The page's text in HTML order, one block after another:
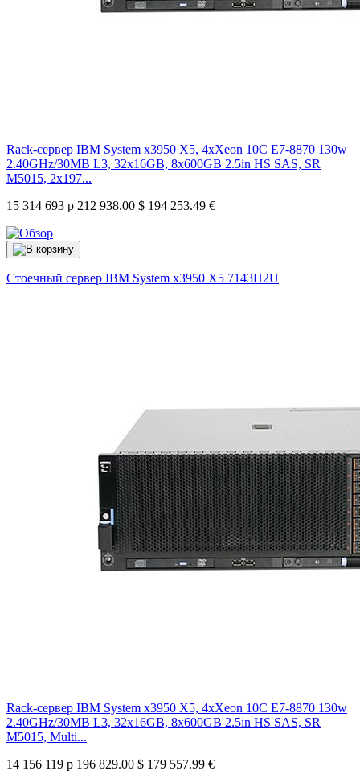
Rack-сервер IBM System x3950 X5, 4xXeon 10C E7-8870 130w
2.40GHz/30MB L3, 32x16GB, 8x600GB 2.5in HS SAS, SR
M5015, 2x197...
15 314 693 р 212 938.00 $ 194 253.49 €
Стоечный сервер IBM System x3950 X5 7143H2U
Rack-сервер IBM System x3950 X5, 4xXeon 10C E7-8870 130w
2.40GHz/30MB L3, 32x16GB, 8x600GB 2.5in HS SAS, SR
M5015, Multi...
14 156 119 р 196 829.00 $ 179 557.99 €